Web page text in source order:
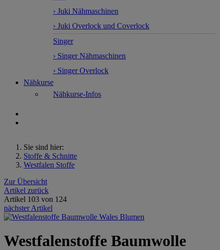
› Juki Nähmaschinen
› Juki Overlock und Coverlock
Singer
› Singer Nähmaschinen
› Singer Overlock
Nähkurse
Nähkurse-Infos
Sie sind hier:
Stoffe & Schnitte
Westfalen Stoffe
Zur Übersicht
Artikel zurück
Artikel 103 von 124
nächster Artikel
Westfalenstoffe Baumwolle